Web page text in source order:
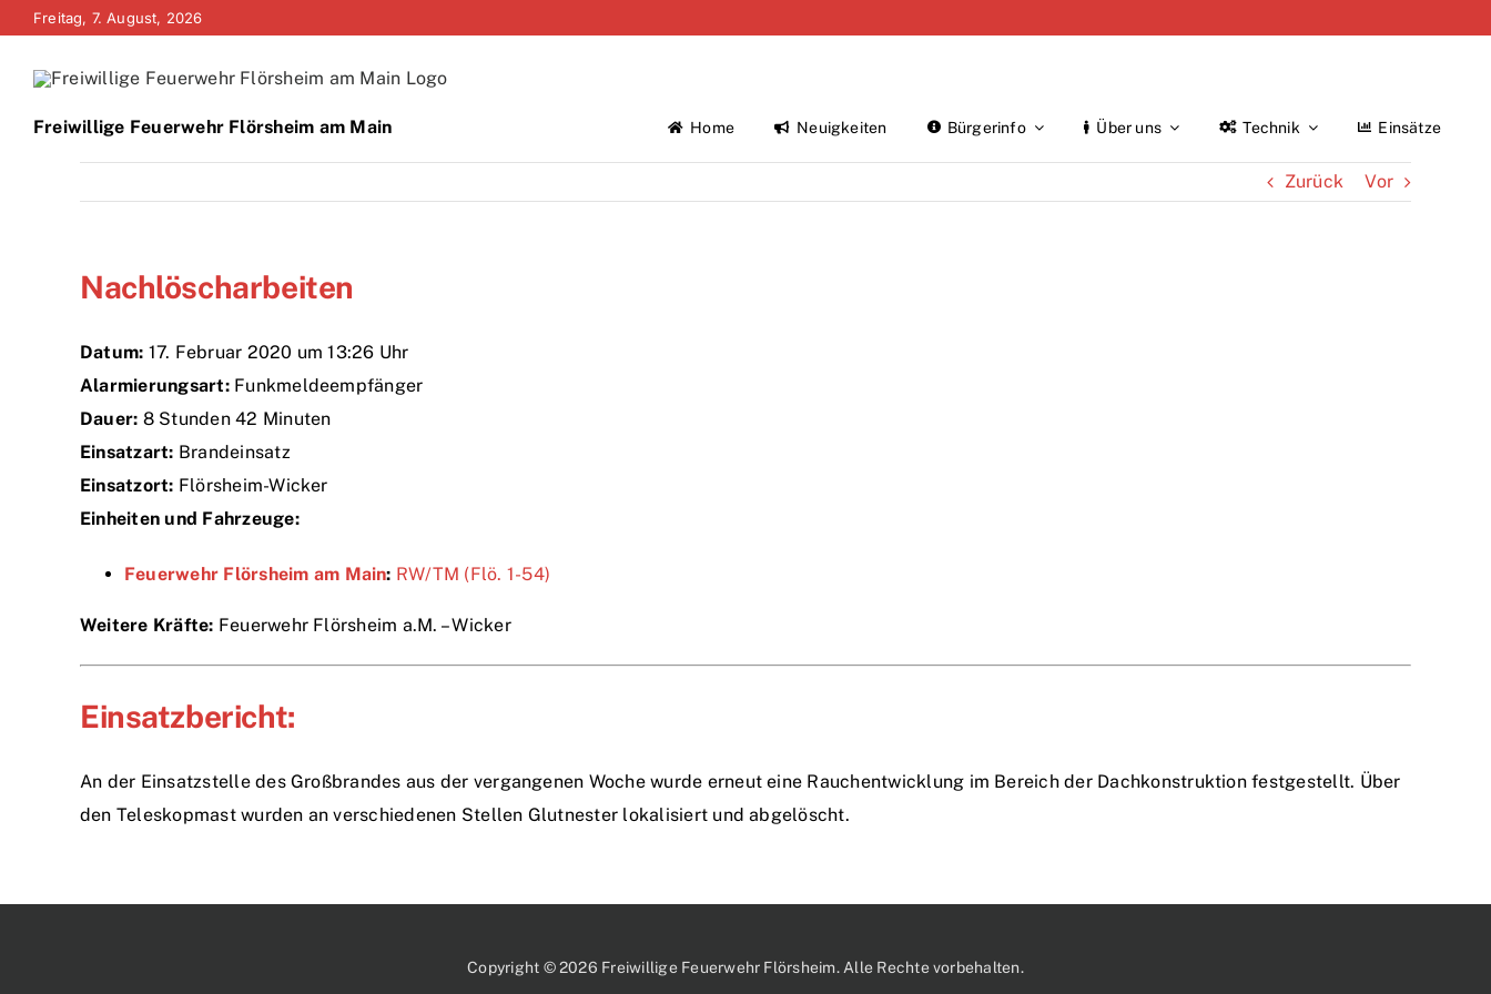
Zum
springen
Freitag, 7. August, 2026
Freiwillige Feuerwehr Flörsheim am Main Home Neuigkeiten Bürgerinfo Über uns Technik Einsätze
Zurück Vor
Nachlöscharbeiten
Datum: 17. Februar 2020 um 13:26 Uhr
Alarmierungsart:Funkmeldeempfänger
Dauer: 8 Stunden 42 Minuten
Einsatzart: Brandeinsatz
Einsatzort: Flörsheim-Wicker
Einheiten und Fahrzeuge:
Feuerwehr Flörsheim am Main: RW/TM (Flö. 1-54)
Weitere Kräfte: Feuerwehr Flörsheim a.M. – Wicker
Einsatzbericht:
An der Einsatzstelle des Großbrandes aus der vergangenen Woche wurde erneut eine Rauchentwicklung im Bereich der Dachkonstruktion festgestellt. Über
den Teleskopmast wurden an verschiedenen Stellen Glutnester lokalisiert und abgelöscht.
Copyright © 2026 Freiwillige Feuerwehr Flörsheim. Alle Rechte vorbehalten.